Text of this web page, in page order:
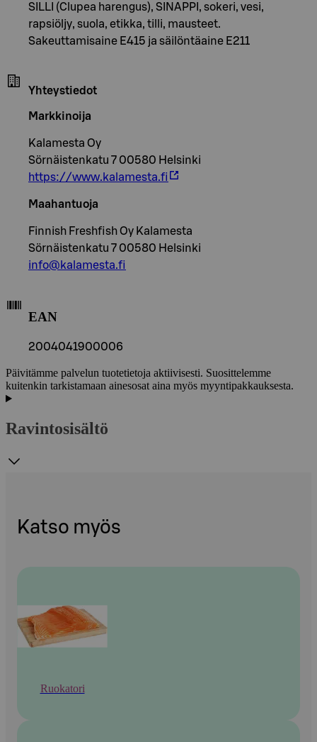
SILLI (Clupea harengus), SINAPPI, sokeri, vesi,
rapsiöljy, suola, etikka, tilli, mausteet.
Sakeuttamisaine E415 ja säilöntäaine E211
Yhteystiedot
Markkinoija
Kalamesta Oy
Sörnäistenkatu 7 00580 Helsinki
https://www.kalamesta.fi
Maahantuoja
Finnish Freshfish Oy Kalamesta
Sörnäistenkatu 7 00580 Helsinki
info@kalamesta.fi
EAN
2004041900006
Päivitämme palvelun tuotetietoja aktiivisesti. Suosittelemme
kuitenkin tarkistamaan ainesosat aina myös myyntipakkauksesta.
Ravintosisältö
Katso myös
Ruokatori